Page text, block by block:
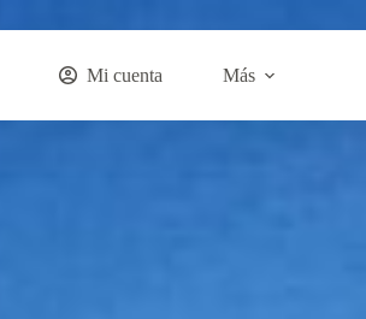
Mi cuenta Más